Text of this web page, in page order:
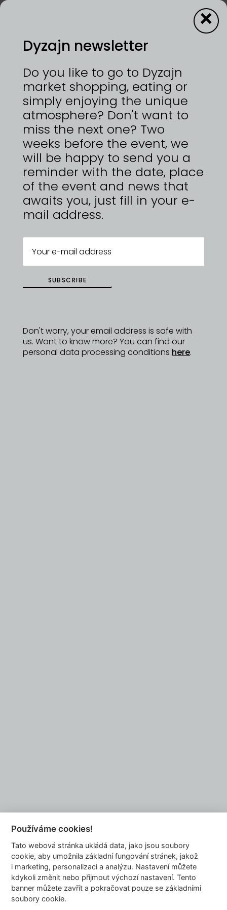
Len´s Delights
12—13/9/2026 | VÝSTAVIŠTĚ PRAHA, HOLEŠOVICE
V Len’s Delights jsme vášnivými nadšenci
zdravého životního stylu. Víme, že zdravé jídlo
může chutnat, protože umíme vytvářet umění
lahodných čerstvých raw zákusků! Naše
delikatesy jsou zcela veganské, bez lepku, bez
laktózy, rafinovaného cukru či konzervantů.
Vzhledem k jejich speciální přípravě je v našich
výrobcích zachován vysoký podíl vitamínů, živin
a vláknin. Věříme, že bez ohledu na vaši dietu
nebo dietní omezení by každý měl mít možnost
dopřát si lahodné, čerstvé pochoutky nejen ke
https://www.lensdelights.cz
info@dyzajnmarket.com
Mujmarket s.r.o.
Buzulucká 569/10
160 00 Praha 6
Dyzajn newsletter
Do you like to go to Dyzajn
market shopping, eating or
simply enjoying the unique
atmosphere? Don't want to
miss the next one? Two
weeks before the event, we
will be happy to send you a
reminder with the date, place
of the event and news that
awaits you, just fill in your e-
mail address.
SUBSCRIBE
Don't worry, your email address is safe with
us. Want to know more? You can find our
personal data processing conditions here.
×
Používáme cookies!
Tato webová stránka ukládá data, jako jsou soubory
cookie, aby umožnila základní fungování stránek, jakož
i marketing, personalizaci a analýzu. Nastavení můžete
kdykoli změnit nebo přijmout výchozí nastavení. Tento
banner můžete zavřít a pokračovat pouze se základními
soubory cookie.